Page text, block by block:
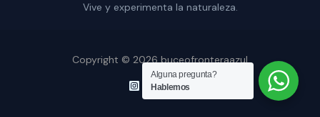
Vive y experimenta la naturaleza.
Copyright © 2026 buceofronteraazul
Alguna pregunta?
Hablemos